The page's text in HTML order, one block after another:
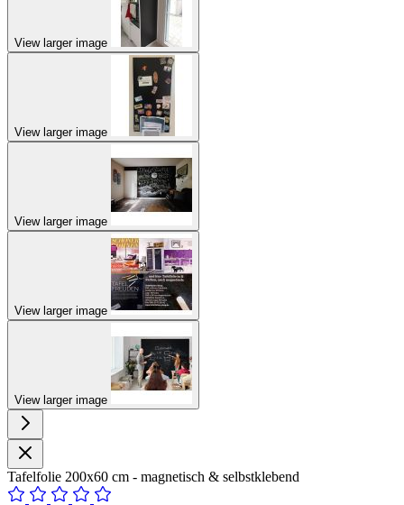
View larger image
View larger image
View larger image
View larger image
View larger image
Tafelfolie 200x60 cm - magnetisch & selbstklebend